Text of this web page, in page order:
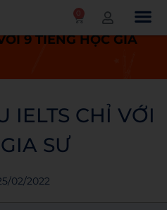
0
học viên
ĐẠT
9 TIẾNG HỌC GIA
IELTS CHỈ VỚI
SƯ
02/2022